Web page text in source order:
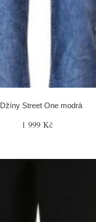
Džíny Street One modrá
1 999 Kč